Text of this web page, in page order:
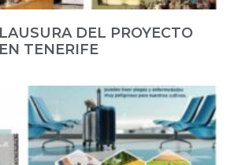
DEL PROYECTO
TENERIFE